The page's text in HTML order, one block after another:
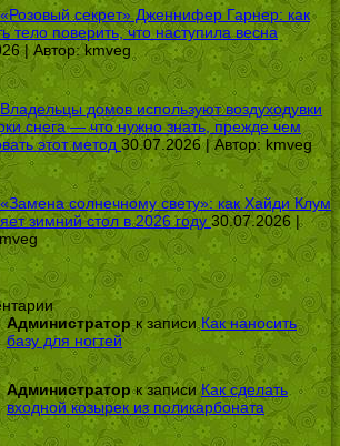
«Розовый секрет» Дженнифер Гарнер: как
тело поверить, что наступила весна
| Автор:kmveg
Владельцы домов используют воздуходувки
снега — что нужно знать, прежде чем
этот метод 30.07.2026 | Автор: kmveg
«Замена солнечному свету»: как Хайди Клум
зимний стол в 2026 году 30.07.2026 |
Администраторк записиКак наносить
базу для ногтей
Администраторк записиКак сделать
входной козырек из поликарбоната